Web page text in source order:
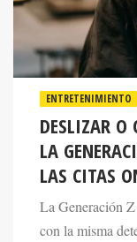
ENTRETENIMIENTO
DESLIZAR O
LA
LAS CITAS
La Generación Z
con la misma
reescribieron en